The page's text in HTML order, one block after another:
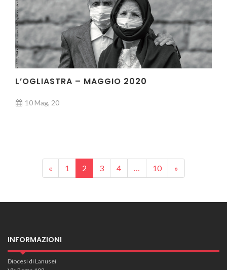
L’OGLIASTRA – MAGGIO 2020
10 Mag, 20
Posts navigation
« 1 2 3 4 … 10 »
INFORMAZIONI
Diocesi di Lanusei